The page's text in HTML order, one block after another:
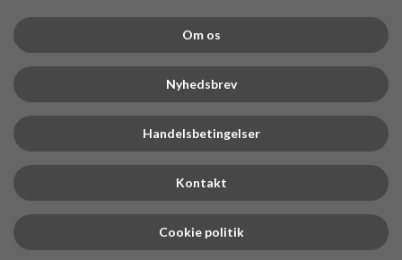
Om os
Nyhedsbrev
Handelsbetingelser
Kontakt
Cookie politik